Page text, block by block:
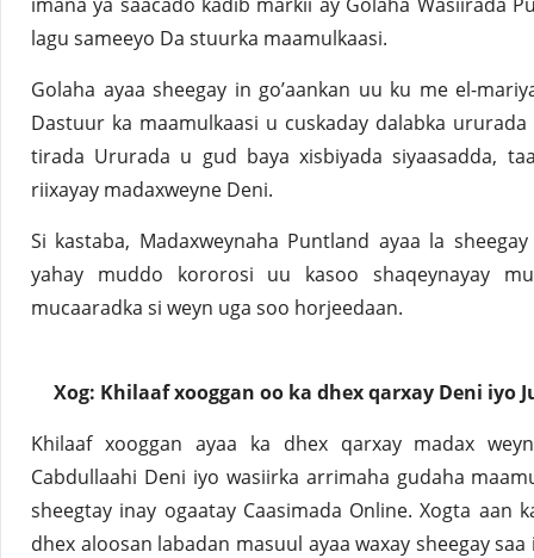
lagu sameeyo Da stuurka maamulkaasi.
Golaha ayaa sheegay in go’aankan uu ku me el-
Dastuur ka maamulkaasi u cuskaday dalabka
tirada Ururada u gud baya xisbiyada siyaasadda,
riixayay madaxweyne Deni.
Si kastaba, Madaxweynaha Puntland ayaa la
yahay muddo kororosi uu kasoo shaqeynayay
mucaaradka si weyn uga soo horjeedaan.
Xog: Khilaaf xooggan oo ka dhex qarxay Deni iyo
Khilaaf xooggan ayaa ka dhex qarxay madax
Cabdullaahi Deni iyo wasiirka arrimaha gudaha
sheegtay inay ogaatay Caasimada Online. Xogta aan
dhex aloosan labadan masuul ayaa waxay sheegay